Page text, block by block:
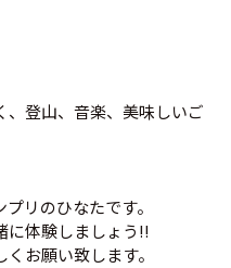
登山、音楽、美味しいご
リのひなたです。
に体験しましょう!!
お願い致します。